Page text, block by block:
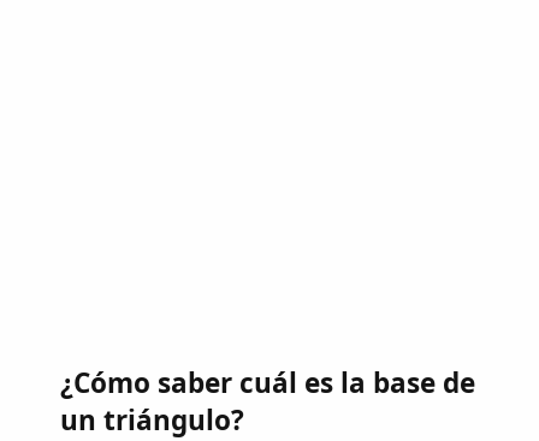
¿Cómo saber cuál es la base de
un triángulo?